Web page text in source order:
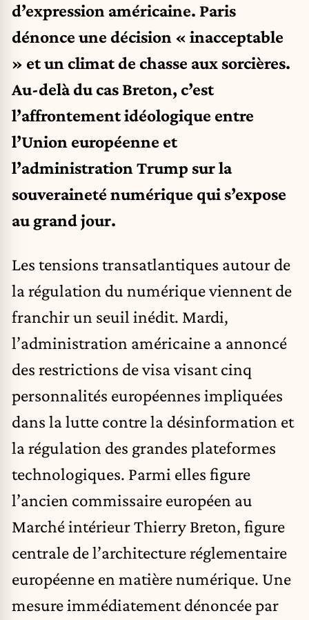
d’expression américaine. Paris
dénonce une décision « inacceptable
» et un climat de chasse aux sorcières.
Au-delà du cas Breton, c’est
l’affrontement idéologique entre
l’Union européenne et
l’administration Trump sur la
souveraineté numérique qui s’expose
au grand jour.
Les tensions transatlantiques autour de
la régulation du numérique viennent de
franchir un seuil inédit. Mardi,
l’administration américaine a annoncé
des restrictions de visa visant cinq
personnalités européennes impliquées
dans la lutte contre la désinformation et
la régulation des grandes plateformes
technologiques. Parmi elles figure
l’ancien commissaire européen au
Marché intérieur Thierry Breton, figure
centrale de l’architecture réglementaire
européenne en matière numérique. Une
mesure immédiatement dénoncée par